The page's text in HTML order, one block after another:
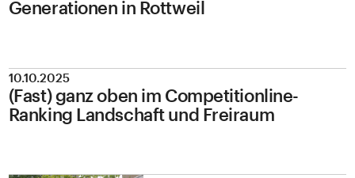
Generationen in Rottweil
10.10.2025
(Fast) ganz oben im Competitionline-
Ranking Landschaft und Freiraum